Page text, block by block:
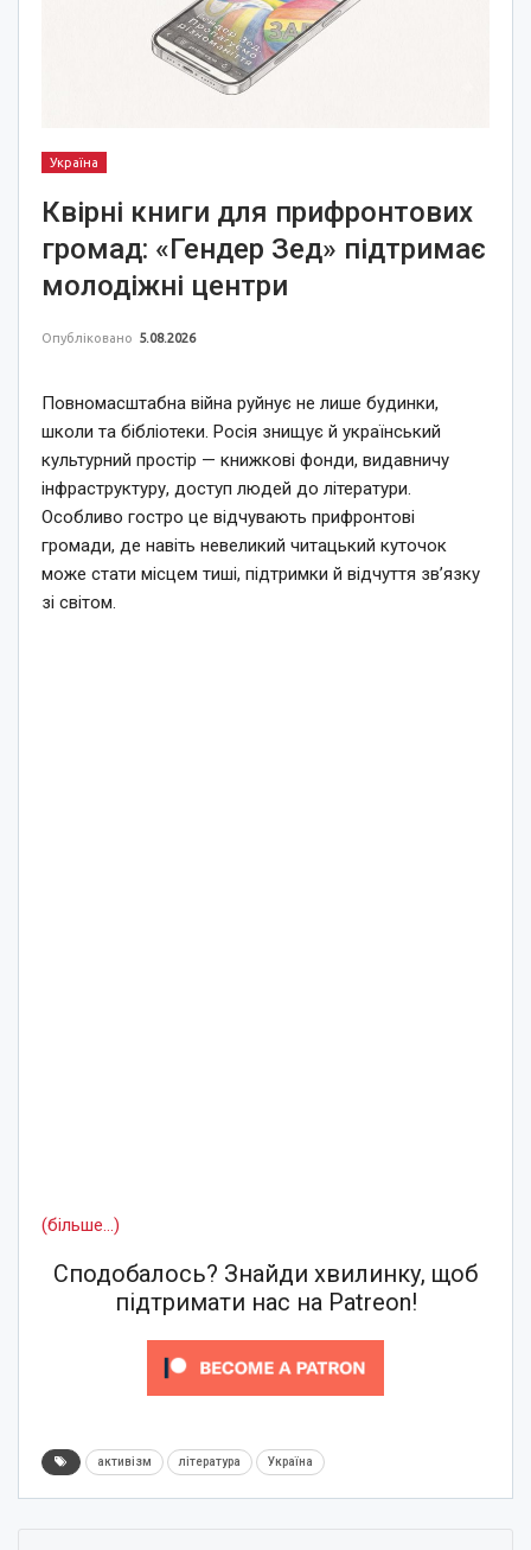
Україна
Квірні книги для прифронтових
громад: «Гендер Зед» підтримає
молодіжні центри
Опубліковано 5.08.2026
Повномасштабна війна руйнує не лише будинки,
школи та бібліотеки. Росія знищує й український
культурний простір — книжкові фонди, видавничу
інфраструктуру, доступ людей до літератури.
Особливо гостро це відчувають прифронтові
громади, де навіть невеликий читацький куточок
може стати місцем тиші, підтримки й відчуття зв’язку
зі світом.
(більше…)
Сподобалось? Знайди хвилинку, щоб
підтримати нас на Patreon!
активізм література Україна